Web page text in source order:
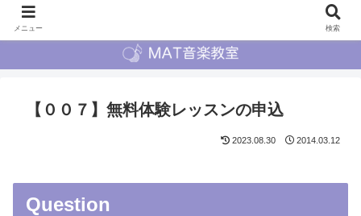
【００７】無料体験レッスンの申込
2023.08.30 2014.03.12
Question
メニュー 検索